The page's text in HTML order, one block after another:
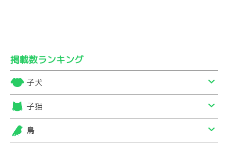
掲載数ランキング
子犬
子猫
鳥